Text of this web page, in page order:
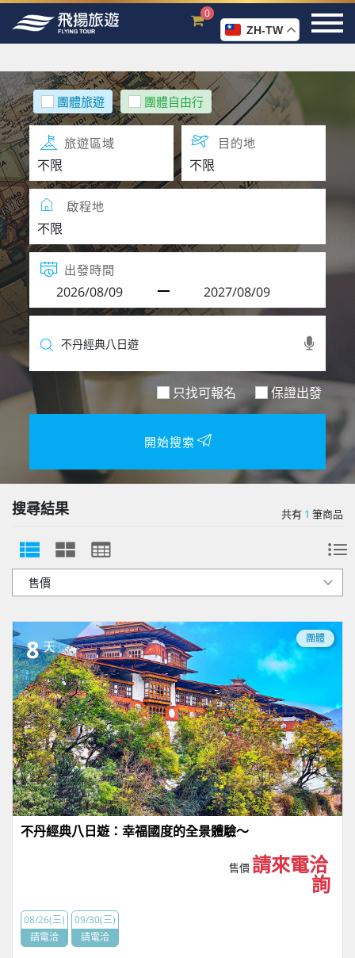
0
ZH-TW
團體旅遊 團體自由行
旅遊區域 目的地
啟程地
出發時間
只找可報名 保證出發
開始搜索
搜尋結果 共有 1 筆商品
8 天
團體
不丹經典八日遊：幸福國度的全景體驗～
售價 請來電洽
詢
08/26(三)
請電洽
09/30(三)
請電洽